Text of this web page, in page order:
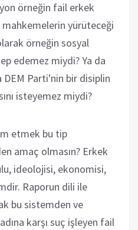
örneğin fail erkek
yürüteceği
örneğin sosyal
edemez miydi? Ya da
DEM Parti'nin bir disiplin
isteyemez miydi?
etmek bu tip
amaç olmasın? Erkek
ideolojisi, ekonomisi,
Raporun dili ile
bu sistemden ve
karşı suç işleyen fail